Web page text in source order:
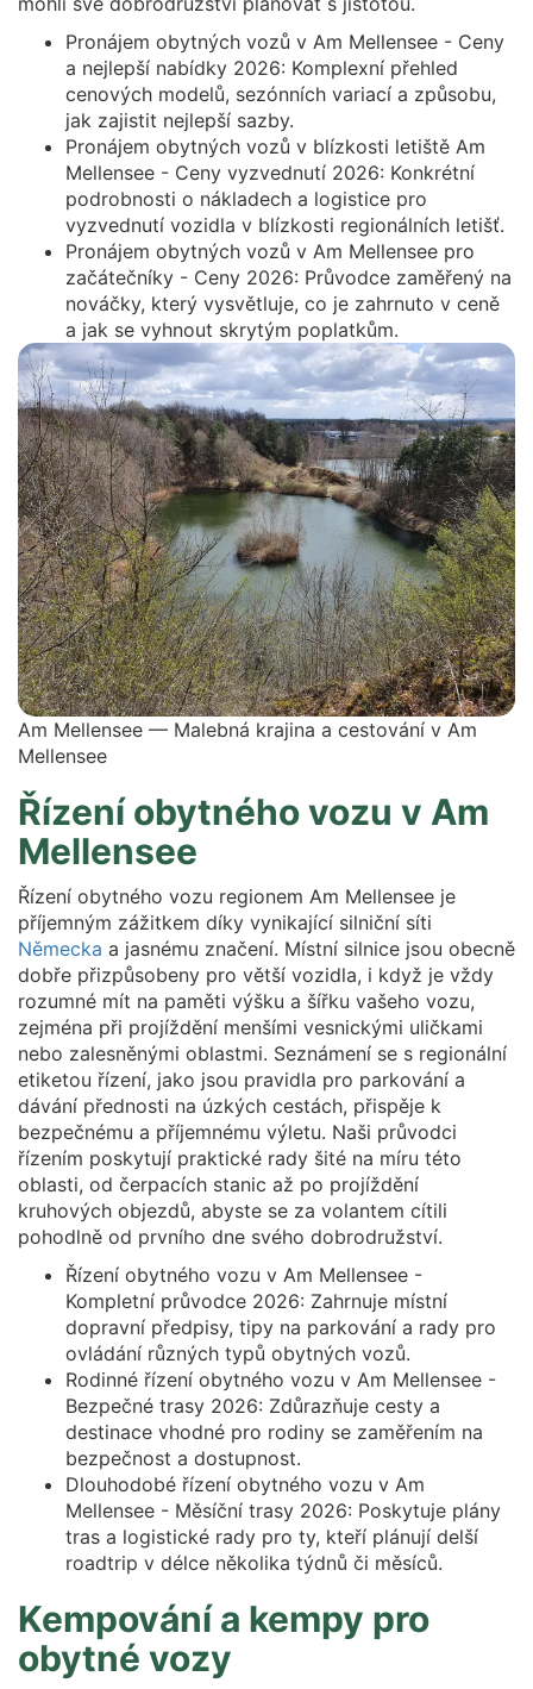
Pronájem obytných vozů v Am Mellensee - Ceny
a nejlepší nabídky 2026: Komplexní přehled
cenových modelů, sezónních variací a způsobu,
jak zajistit nejlepší sazby.
Pronájem obytných vozů v blízkosti letiště Am
Mellensee - Ceny vyzvednutí 2026: Konkrétní
podrobnosti o nákladech a logistice pro
vyzvednutí vozidla v blízkosti regionálních letišť.
Pronájem obytných vozů v Am Mellensee pro
začátečníky - Ceny 2026: Průvodce zaměřený na
nováčky, který vysvětluje, co je zahrnuto v ceně
a jak se vyhnout skrytým poplatkům.
Am Mellensee — Malebná krajina a cestování v Am
Mellensee
Řízení obytného vozu v Am
Mellensee
Řízení obytného vozu regionem Am Mellensee je
příjemným zážitkem díky vynikající silniční síti
Německa a jasnému značení. Místní silnice jsou obecně
dobře přizpůsobeny pro větší vozidla, i když je vždy
rozumné mít na paměti výšku a šířku vašeho vozu,
zejména při projíždění menšími vesnickými uličkami
nebo zalesněnými oblastmi. Seznámení se s regionální
etiketou řízení, jako jsou pravidla pro parkování a
dávání přednosti na úzkých cestách, přispěje k
bezpečnému a příjemnému výletu. Naši průvodci
řízením poskytují praktické rady šité na míru této
oblasti, od čerpacích stanic až po projíždění
kruhových objezdů, abyste se za volantem cítili
pohodlně od prvního dne svého dobrodružství.
Řízení obytného vozu v Am Mellensee -
Kompletní průvodce 2026: Zahrnuje místní
dopravní předpisy, tipy na parkování a rady pro
ovládání různých typů obytných vozů.
Rodinné řízení obytného vozu v Am Mellensee -
Bezpečné trasy 2026: Zdůrazňuje cesty a
destinace vhodné pro rodiny se zaměřením na
bezpečnost a dostupnost.
Dlouhodobé řízení obytného vozu v Am
Mellensee - Měsíční trasy 2026: Poskytuje plány
tras a logistické rady pro ty, kteří plánují delší
roadtrip v délce několika týdnů či měsíců.
Kempování a kempy pro
obytné vozy